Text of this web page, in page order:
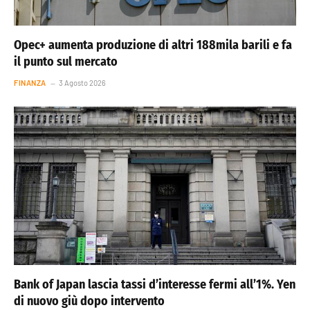
Opec+ aumenta produzione di altri 188mila barili e fa
il punto sul mercato
FINANZA 3 Agosto 2026
Bank of Japan lascia tassi d’interesse fermi all’1%. Yen
di nuovo giù dopo intervento